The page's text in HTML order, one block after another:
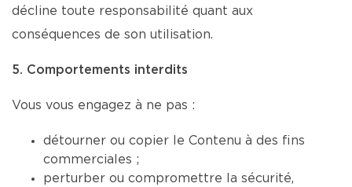
décline toute responsabilité quant aux
conséquences de son utilisation.
5. Comportements interdits
Vous vous engagez à ne pas :
détourner ou copier le Contenu à des fins
commerciales ;
perturber ou compromettre la sécurité,